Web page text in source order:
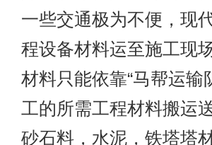
一些交通极为不便，现
程设备材料运至施工现
材料只能依靠“马帮运输
工的所需工程材料搬运
砂石料，水泥，铁塔塔